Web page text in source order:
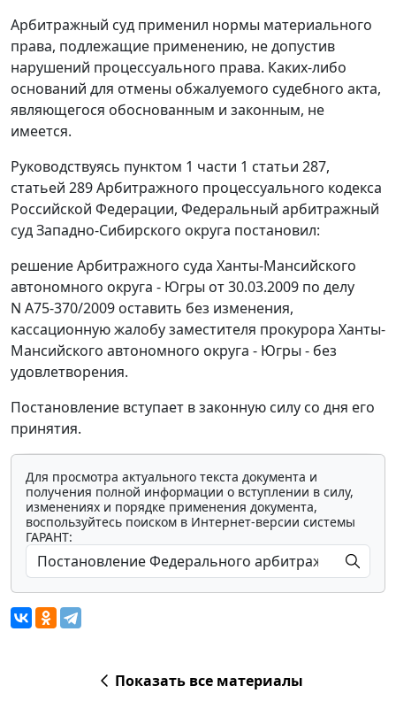
Арбитражный суд применил нормы материального
права, подлежащие применению, не допустив
нарушений процессуального права. Каких-либо
оснований для отмены обжалуемого судебного акта,
являющегося обоснованным и законным, не
имеется.
Руководствуясь пунктом 1 части 1 статьи 287,
статьей 289Арбитражного процессуального кодекса
Российской Федерации, Федеральный арбитражный
суд Западно-Сибирского округа постановил:
решение Арбитражного суда Ханты-Мансийского
автономного округа - Югры от 30.03.2009 по делу
N А75-370/2009 оставить без изменения,
кассационную жалобу заместителя прокурора Ханты-
Мансийского автономного округа - Югры - без
удовлетворения.
Постановление вступает в законную силу со дня его
принятия.
Для просмотра актуального текста документа и
получения полной информации о вступлении в силу,
изменениях и порядке применения документа,
воспользуйтесь поиском в Интернет-версии системы
ГАРАНТ:
Показать все материалы